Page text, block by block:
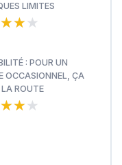
LIMITES
: POUR UN
OCCASIONNEL, ÇA
ROUTE